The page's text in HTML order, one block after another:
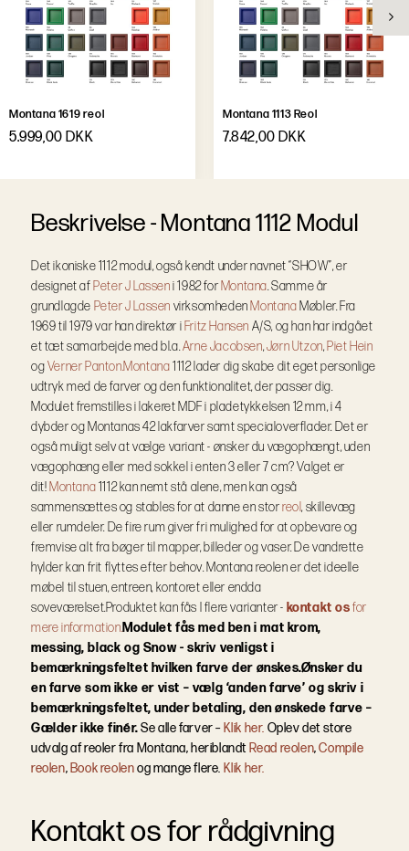
Montana 1619 reol
5.999,00 DKK
Montana 1113 Reol
7.842,00 DKK
Beskrivelse-Montana 1112 Modul
Det ikoniske 1112 modul, også kendt under navnet “SHOW”, er
designet af Peter J Lasseni 1982 for Montana. Samme år
grundlagde Peter J Lassen virksomheden Montana Møbler. Fra
1969 til 1979 var han direktør i Fritz Hansen A/S, og han har indgået
et tæt samarbejde med bl.a.Arne Jacobsen,Jørn Utzon,Piet Hein
ogVerner Panton.Montana1112 lader dig skabe dit eget personlige
udtryk med de farver og den funktionalitet, der passer dig.
Modulet fremstilles i lakeret MDF i pladetykkelsen 12 mm, i 4
dybder og Montanas 42 lakfarver samt specialoverflader. Det er
også muligt selv at vælge variant - ønsker du vægophængt, uden
vægophæng eller med sokkel i enten 3 eller 7 cm? Valget er
dit! Montana1112 kan nemt stå alene, men kan også
sammensættes og stables for at danne en storreol, skillevæg
eller rumdeler. De fire rum giver fri mulighed for at opbevare og
fremvise alt fra bøger til mapper, billeder og vaser. De vandrette
hylder kan frit flyttes efter behov. Montana reolen er det ideelle
møbel til stuen, entreen, kontoret eller endda
soveværelset.Produktet kan fås I flere varianter - kontakt osfor
mere information.Modulet fås med ben i mat krom,
messing, black og Snow - skriv venligst i
bemærkningsfeltet hvilken farve der ønskes.Ønsker du
en farve som ikke er vist – vælg ‘anden farve’ og skriv i
bemærkningsfeltet, under betaling, den ønskede farve –
Gælder ikke finér.Se alle farver – Klik her. Oplev det store
udvalg af reoler fra Montana, heriblandt Read reolen,Compile
reolen, Book reolenog mange flere. Klik her.
Kontakt os for rådgivning